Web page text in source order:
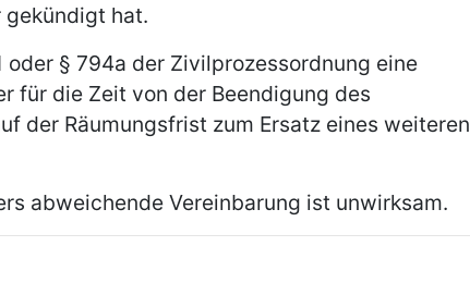
hat.
§ 794a der Zivilprozessordnung eine
für die Zeit von der Beendigung des
der Räumungsfrist zum Ersatz eines weiteren
abweichende Vereinbarung ist unwirksam.